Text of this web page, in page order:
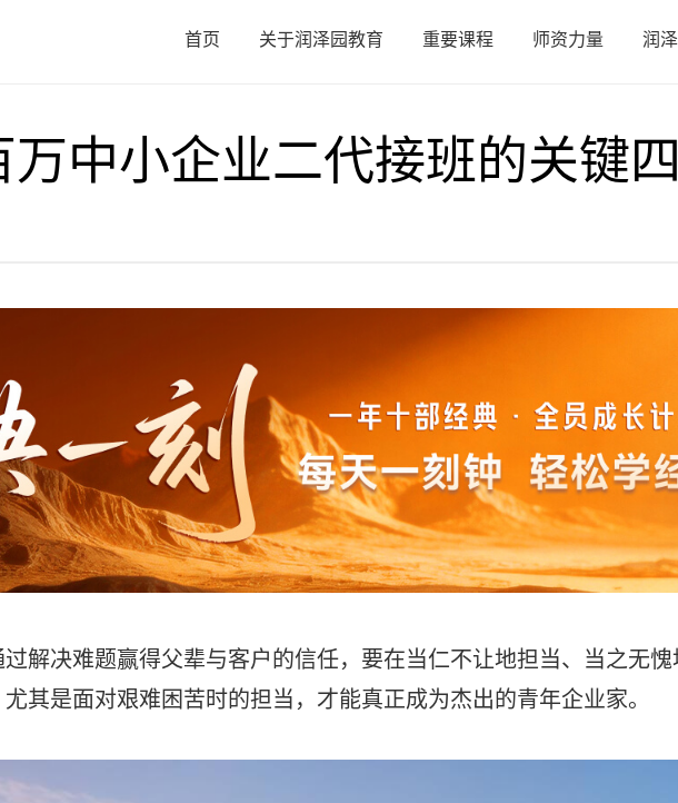
首页 关于润泽园教育 重要课程 师资力量 润
万中小企业二代接班的关键
决难题赢得父辈与客户的信任，要在当仁不让地担当、当之无愧
其是面对艰难困苦时的担当，才能真正成为杰出的青年企业家。